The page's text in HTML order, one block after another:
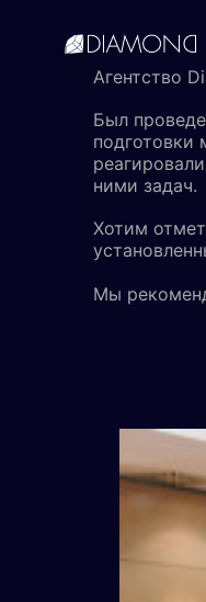
Агентство
Был
подготовки
ними задач.
Хотим
Мы